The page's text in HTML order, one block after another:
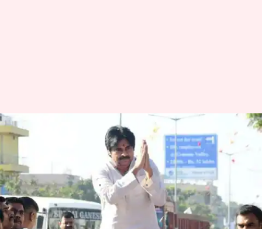
ఏపీ పాలిటిక్స్ : చిక్కుల్లో పవన్
కల్యాణ్.. జనసేనానిపై పలు కేసులు
నమోదు
వ్రాసిన వారు TEJAVYAS BESTHA Jul 13, 2023 12:46 pm
ఈ వార్తాకథనం ఏంటి